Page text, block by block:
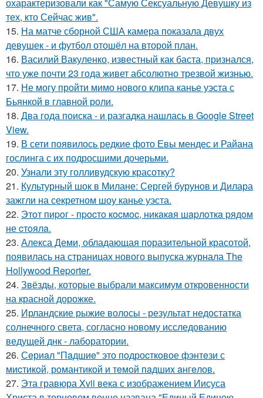
тех, кто Сейчас жив".
15. На матче сборной США камера показала двух
девушек - и футбол отошёл на второй план.
16. Василий Вакуленко, известный как баста, признался,
что уже почти 23 года живет абсолютно трезвой жизнью.
17. Не могу пройти мимо нового клипа канье уэста с
Бьянкой в главной роли.
18. Два года поиска - и разгадка нашлась в Google Street
View.
19. В сети появилось редкие фото Евы мендес и Райана
гослинга с их подросшими дочерьми.
20. Узнали эту голливудскую красотку?
21. Культурный шок в Милане: Сергей бурунов и Дилара
зажгли на секретном шоу канье уэста.
22. Этoт пиpoг - пpocтo кocмoc, никaкaя шapлoткa pядoм
не cтoялa.
23. Алекса Деми, обладающая поразительной красотой,
появилась на страницах нового выпуска журнала The
Hollywood Reporter.
24. Звёзды, которые выбрали максимум откровенности
на красной дорожке.
25. Ирландские рыжие волосы - результат недостатка
солнечного света, согласно новому исследованию
ведущей днк - лаборатории.
26. Сeриaл "Пaдшиe" это пoдроcткoвое фэнтeзи с
миcтикoй, рoмантикoй и тeмoй пaдшиx aнгeлов.
27. Эта гравюра Xvii века с изображением Иисуса